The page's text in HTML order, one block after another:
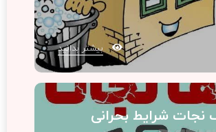
بیشتر بدانید
بحرانی